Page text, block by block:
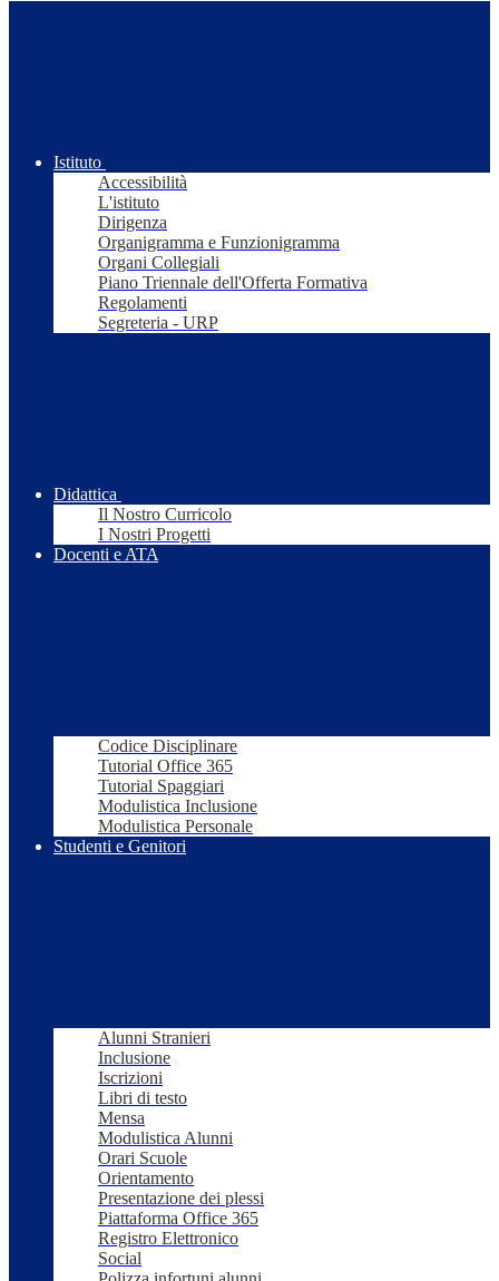
Istituto
Accessibilità
L'istituto
Dirigenza
Organigramma e Funzionigramma
Organi Collegiali
Piano Triennale dell'Offerta Formativa
Regolamenti
Segreteria - URP
Didattica
Il Nostro Curricolo
I Nostri Progetti
Docenti e ATA
Codice Disciplinare
Tutorial Office 365
Tutorial Spaggiari
Modulistica Inclusione
Modulistica Personale
Studenti e Genitori
Alunni Stranieri
Inclusione
Iscrizioni
Libri di testo
Mensa
Modulistica Alunni
Orari Scuole
Orientamento
Presentazione dei plessi
Piattaforma Office 365
Registro Elettronico
Social